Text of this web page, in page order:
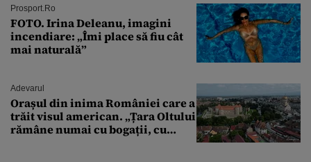
București. Pe ce dată ninge
Prosport.ro
FOTO. Irina Deleanu, imagini
incendiare: „Îmi place să fiu cât
mai naturală”
Adevarul
Orașul din inima României care a
trăit visul american. „Țara Oltului
rămâne numai cu bogații, cu